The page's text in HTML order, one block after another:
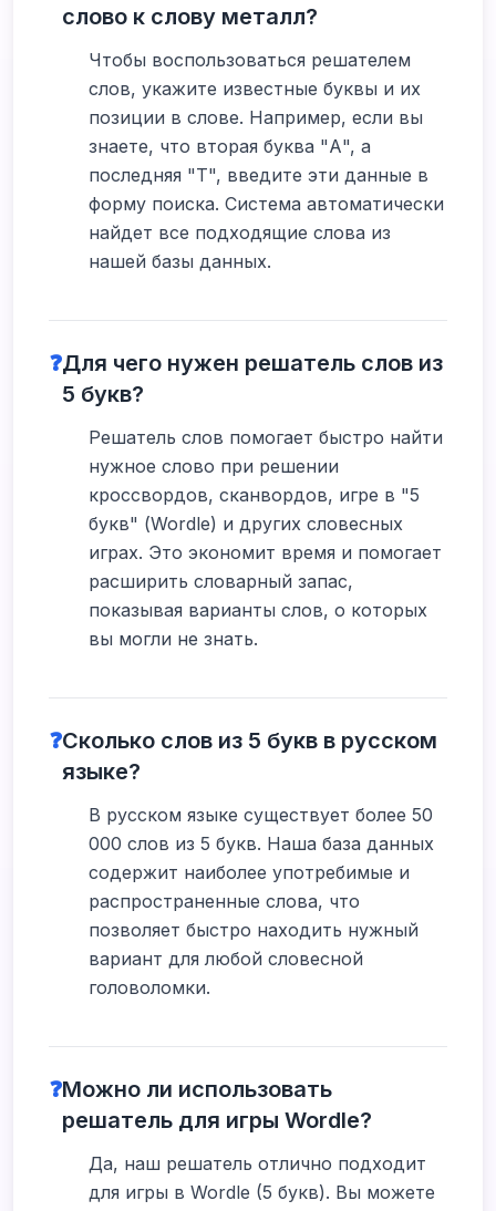
слово к слову металл?
Чтобы воспользоваться решателем
слов, укажите известные буквы и их
позиции в слове. Например, если вы
знаете, что вторая буква "А", а
последняя "Т", введите эти данные в
форму поиска. Система автоматически
найдет все подходящие слова из
нашей базы данных.
❓Для чего нужен решатель слов из
5 букв?
Решатель слов помогает быстро найти
нужное слово при решении
кроссвордов, сканвордов, игре в "5
букв" (Wordle) и других словесных
играх. Это экономит время и помогает
расширить словарный запас,
показывая варианты слов, о которых
вы могли не знать.
❓Сколько слов из 5 букв в русском
языке?
В русском языке существует более 50
000 слов из 5 букв. Наша база данных
содержит наиболее употребимые и
распространенные слова, что
позволяет быстро находить нужный
вариант для любой словесной
головоломки.
❓Можно ли использовать
решатель для игры Wordle?
Да, наш решатель отлично подходит
для игры в Wordle (5 букв). Вы можете